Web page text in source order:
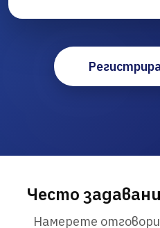
Често
Намерете